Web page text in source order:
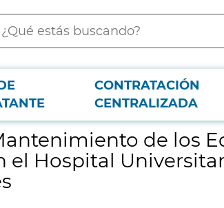
CONTRATACIÓN
CENTRALIZADA
de los Equipos electromedicos de Medicina Nuclear
de los
el Hospital